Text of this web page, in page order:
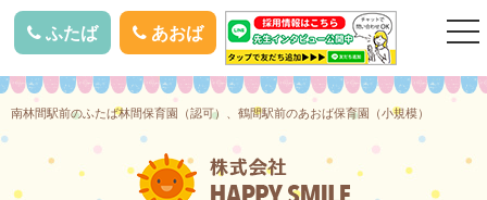
ふたば あおば
南林間駅前のふたば林間保育園（認可）、鶴間駅前のあおば保育園（小規模）